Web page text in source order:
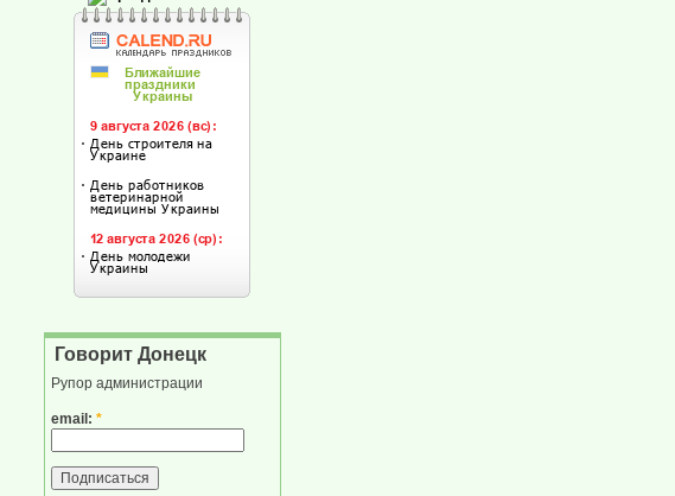
Говорит Донецк
Рупор администрации
email: *